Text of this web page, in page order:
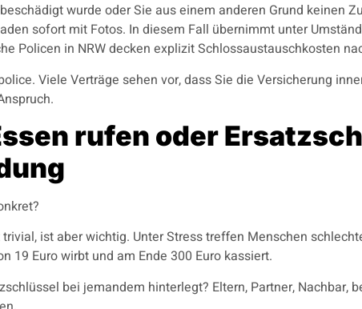
wurde oder Sie aus einem anderen Grund keinen
sofort mit Fotos. In diesem Fall übernimmt unter
Policen in NRW decken explizit Schlossaustauschkosten
Viele Verträge sehen vor, dass Sie die Versicherung
rufen oder
ist aber wichtig. Unter Stress treffen Menschen
19 Euro wirbt und am Ende 300 Euro kassiert.
bei jemandem hinterlegt? Eltern, Partner, Nachbar,